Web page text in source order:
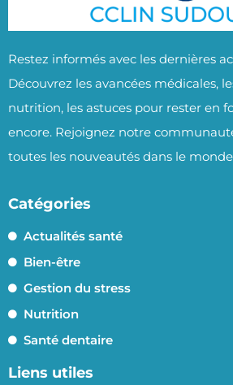
Restez informés avec les dernières
Découvrez les avancées médicales,
nutrition, les astuces pour rester en
encore. Rejoignez notre
toutes les nouveautés dans le
Catégories
Actualités santé
Bien-être
Gestion du stress
Nutrition
Santé dentaire
Liens utiles